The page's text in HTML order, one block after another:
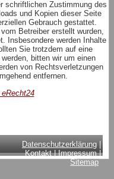
schriftlichen Zustimmung des
und Kopien dieser Seite
Gebrauch gestattet.
Betreiber erstellt wurden,
Insbesondere werden Inhalte
Sie trotzdem auf eine
bitten wir um einen
von Rechtsverletzungen
entfernen.
Datenschutzerklärung
Kontakt|Impressum|
Sitemap